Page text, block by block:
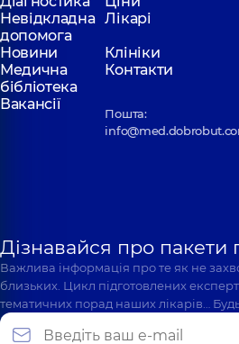
Невідкладна
допомога
Лікарі
Новини
Клініки
Медична
бібліотека
Контакти
Вакансії
Пошта:
Дізнавайся про
Важлива інформація про те як не
близьких. Цикл підготовлених
тематичних порад наших лікарів…